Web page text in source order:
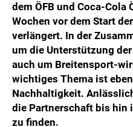
PRESSEKONTAKT
dem ÖFB und Coca-Cola
Wochen vor dem Start der
verlängert. In der
um die Unterstützung
auch um Breitensport-
wichtiges Thema ist
Nachhaltigkeit.
die Partnerschaft bis hin
zu finden.